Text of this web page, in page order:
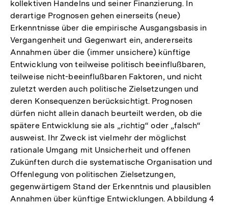
kollektiven Handelns und seiner Finanzierung. In
derartige Prognosen gehen einerseits (neue)
Erkenntnisse über die empirische Ausgangsbasis in
Vergangenheit und Gegenwart ein, andererseits
Annahmen über die (immer unsichere) künftige
Entwicklung von teilweise politisch beeinflußbaren,
teilweise nicht-beeinflußbaren Faktoren, und nicht
zuletzt werden auch politische Zielsetzungen und
deren Konsequenzen berücksichtigt. Prognosen
dürfen nicht allein danach beurteilt werden, ob die
spätere Entwicklung sie als „richtig“ oder „falsch“
ausweist. Ihr Zweck ist vielmehr der möglichst
rationale Umgang mit Unsicherheit und offenen
Zukünften durch die systematische Organisation und
Offenlegung von politischen Zielsetzungen,
gegenwärtigem Stand der Erkenntnis und plausiblen
Annahmen über künftige Entwicklungen. Abbildung 4